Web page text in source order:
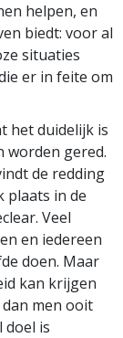
helpen, en
biedt: voor al
situaties
er in feite om
het duidelijk is
worden gered.
de redding
plaats in de
Veel
en iedereen
doen. Maar
kan krijgen
men ooit
doel is